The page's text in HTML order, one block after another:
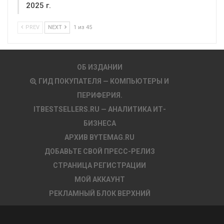
2025 г.
PREV NEXT 1 из 45
ОБ ИЗДАНИИ
ГИД ПОКУПАТЕЛЯ — КОМПЬЮТЕРЫ И
ПЕРИФЕРИЯ.
ITBESTSELLERS.RU — АНАЛИТИКА ИТ-
БИЗНЕСА
АРХИВ BYTEMAG.RU
ДОБАВЬТЕ СВОЙ ПРЕСС-РЕЛИЗ
СТРАНИЦА РЕГИСТРАЦИИ
МОЙ АККАУНТ
РЕКЛАМНЫЙ БЛОК ВЕРХНИЙ